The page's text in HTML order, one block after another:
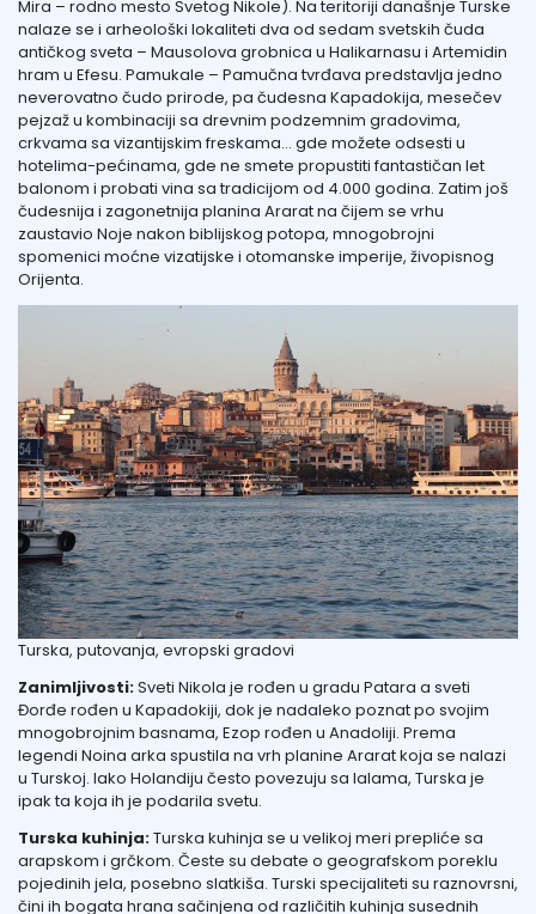
Mira – rodno mesto Svetog Nikole). Na teritoriji današnje Turske
nalaze se i arheološki lokaliteti dva od sedam svetskih čuda
antičkog sveta – Mausolova grobnica u Halikarnasu i Artemidin
hram u Efesu. Pamukale – Pamučna tvrđava predstavlja jedno
neverovatno čudo prirode, pa čudesna Kapadokija, mesečev
pejzaž u kombinaciji sa drevnim podzemnim gradovima,
crkvama sa vizantijskim freskama… gde možete odsesti u
hotelima-pećinama, gde ne smete propustiti fantastičan let
balonom i probati vina sa tradicijom od 4.000 godina. Zatim još
čudesnija i zagonetnija planina Araratna čijem se vrhu
zaustavio Noje nakon biblijskog potopa, mnogobrojni
spomenici moćne vizatijske i otomanske imperije, živopisnog
Orijenta.
Turska, putovanja, evropski gradovi
Zanimljivosti:Sveti Nikola je rođen u gradu Patara a sveti
Đorđe rođen u Kapadokiji, dok je nadaleko poznat po svojim
mnogobrojnim basnama, Ezop rođen u Anadoliji. Prema
legendi Noina arka spustila na vrh planine Ararat koja se nalazi
u Turskoj. Iako Holandiju često povezuju sa lalama, Turska je
ipak ta koja ih je podarila svetu.
Turska kuhinja:Turska kuhinja se u velikoj meri prepliće sa
arapskom i grčkom. Česte su debate o geografskom poreklu
pojedinih jela, posebno slatkiša. Turski specijaliteti su raznovrsni,
čini ih bogata hrana sačinjena od različitih kuhinja susednih